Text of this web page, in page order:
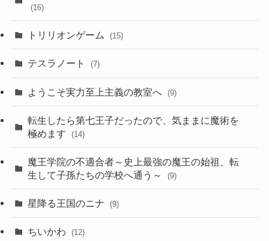
(16)
トリリオンゲーム (15)
テスラノート (7)
ようこそ実力至上主義の教室へ (9)
転生したら第七王子だったので、気ままに魔術を
極めます
(14)
魔王学院の不適合者～史上最強の魔王の始祖、転
生して子孫たちの学校へ通う～
(9)
星降る王国のニナ (9)
ちいかわ (12)